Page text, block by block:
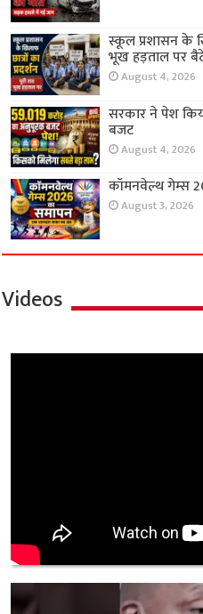
स्कूल प्रशासन के
भूख हड़ताल पर
August 4, 2026
सरकार ने पेश
बजट
August 4, 2026
कॉमनवेल्थ गेम्स
August 3, 2026
Videos